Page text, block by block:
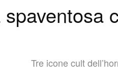
Tre icone cult